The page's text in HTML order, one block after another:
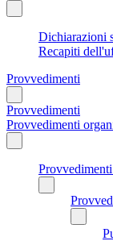
Dichiarazioni
Recapiti
Provvedimenti
Provvedimenti
Provvedimenti